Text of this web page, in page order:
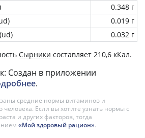
0.348 г
0.019 г
0.032 г
Сырники составляет 210,6 кКал.
Создан в приложении
.
средние нормы витаминов и
человека. Если вы хотите узнать нормы с
и других факторов, тогда
«Мой здоровый рацион».